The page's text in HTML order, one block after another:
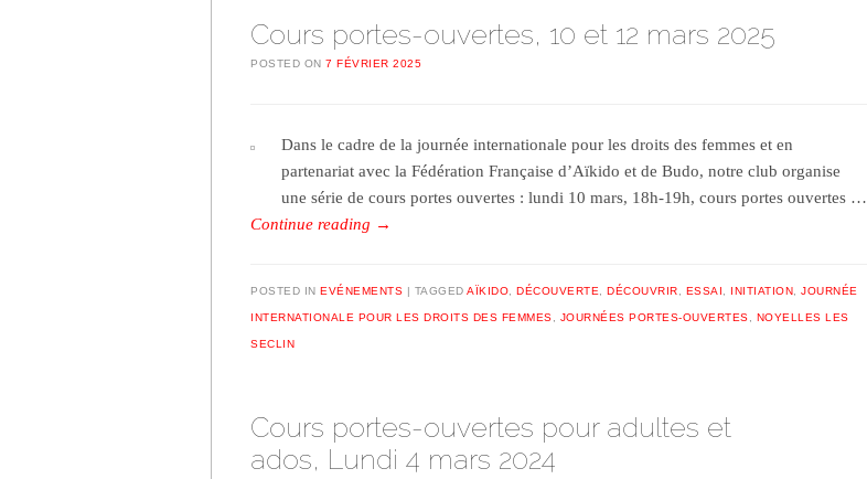
Cours portes-ouvertes, 10 et 12 mars 2025
POSTED ON 7 FÉVRIER 2025
Dans le cadre de la journée internationale pour les droits des femmes et en
partenariat avec la Fédération Française d’Aïkido et de Budo, notre club organise
une série de cours portes ouvertes : lundi 10 mars, 18h-19h, cours portes ouvertes …
Continue reading →
POSTED IN EVÉNEMENTS TAGGED AÏKIDO, DÉCOUVERTE, DÉCOUVRIR, ESSAI, INITIATION, JOURNÉE
INTERNATIONALE POUR LES DROITS DES FEMMES, JOURNÉES PORTES-OUVERTES, NOYELLES LES
SECLIN
Cours portes-ouvertes pour adultes et
ados, Lundi 4 mars 2024